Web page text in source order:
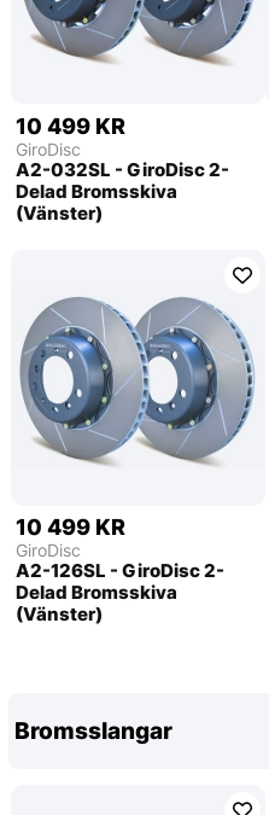
10 499 KR
GiroDisc
A2-032SL - GiroDisc 2-
Delad Bromsskiva
(Vänster)
10 499 KR
GiroDisc
A2-126SL - GiroDisc 2-
Delad Bromsskiva
(Vänster)
Bromsslangar